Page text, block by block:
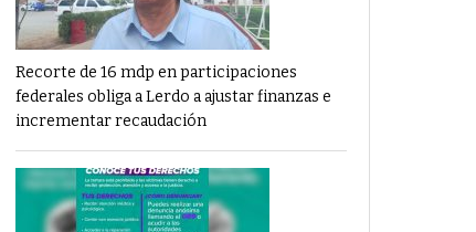
Recorte de 16 mdp en participaciones
federales obliga a Lerdo a ajustar finanzas e
incrementar recaudación